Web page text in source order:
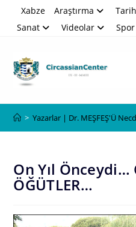
Xabze Araştırma Tarih
Sanat
Videolar Spor
> Yazarlar | Dr. MEŞFEŞ'Ü
On Yıl Önceydi…
ÖĞÜTLER…